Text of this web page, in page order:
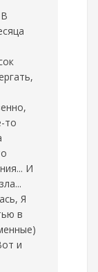
то
И
Я
в
и